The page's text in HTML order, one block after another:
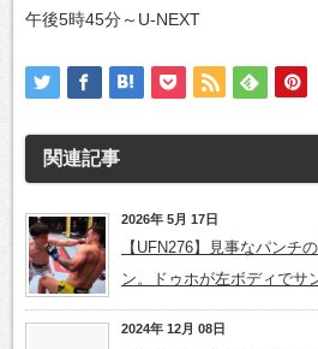
午後5時45分～U-NEXT
関連記事
2026年 5月 17日
【UFN276】見事なパンチ
ン。ドゥホが左ボディでサ
2024年 12月 08日